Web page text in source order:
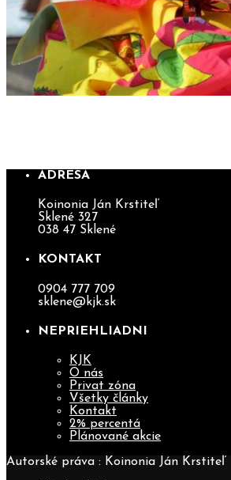
ADRESA
Koinonia Ján Krstiteľ
Sklené 327
038 47 Sklené
KONTAKT
0904 777 709
sklene@kjk.sk
NEPRIEHLIADNI
KJK
O nás
Privat zóna
Všetky články
Kontakt
2% percentá
Plánované akcie
Autorské práva : Koinonia Ján Krstiteľ